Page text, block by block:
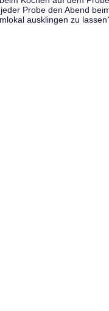
Probe den Abend
ausklingen zu